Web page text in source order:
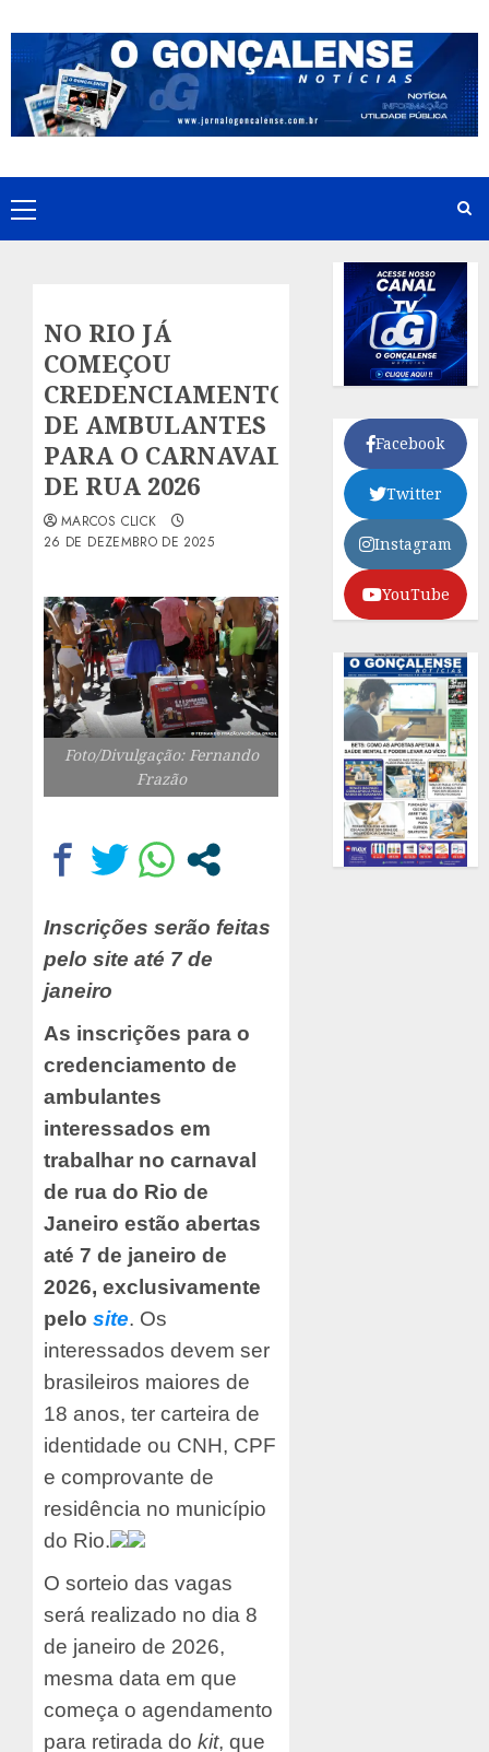
to
content
Primary
Menu
NO RIO JÁ
COMEÇOU
CREDENCIAMENTO
DE AMBULANTES
PARA O CARNAVAL
DE RUA 2026
MARCOS CLICK
26 DE DEZEMBRO DE 2025
Foto/Divulgação: Fernando
Frazão
Inscrições serão feitas
pelo site até 7 de
janeiro
As inscrições para o
credenciamento de
ambulantes
interessados em
trabalhar no carnaval
de rua do Rio de
Janeiro estão abertas
até 7 de janeiro de
2026, exclusivamente
pelo site. Os
interessados devem ser
brasileiros maiores de
18 anos, ter carteira de
identidade ou CNH, CPF
e comprovante de
residência no município
do Rio.
O sorteio das vagas
será realizado no dia 8
de janeiro de 2026,
mesma data em que
começa o agendamento
para retirada do kit, que
Facebook
Twitter
Instagram
YouTube